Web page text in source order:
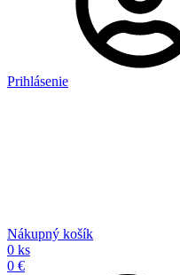
Prihlásenie
Nákupný košík
0 ks
0 €